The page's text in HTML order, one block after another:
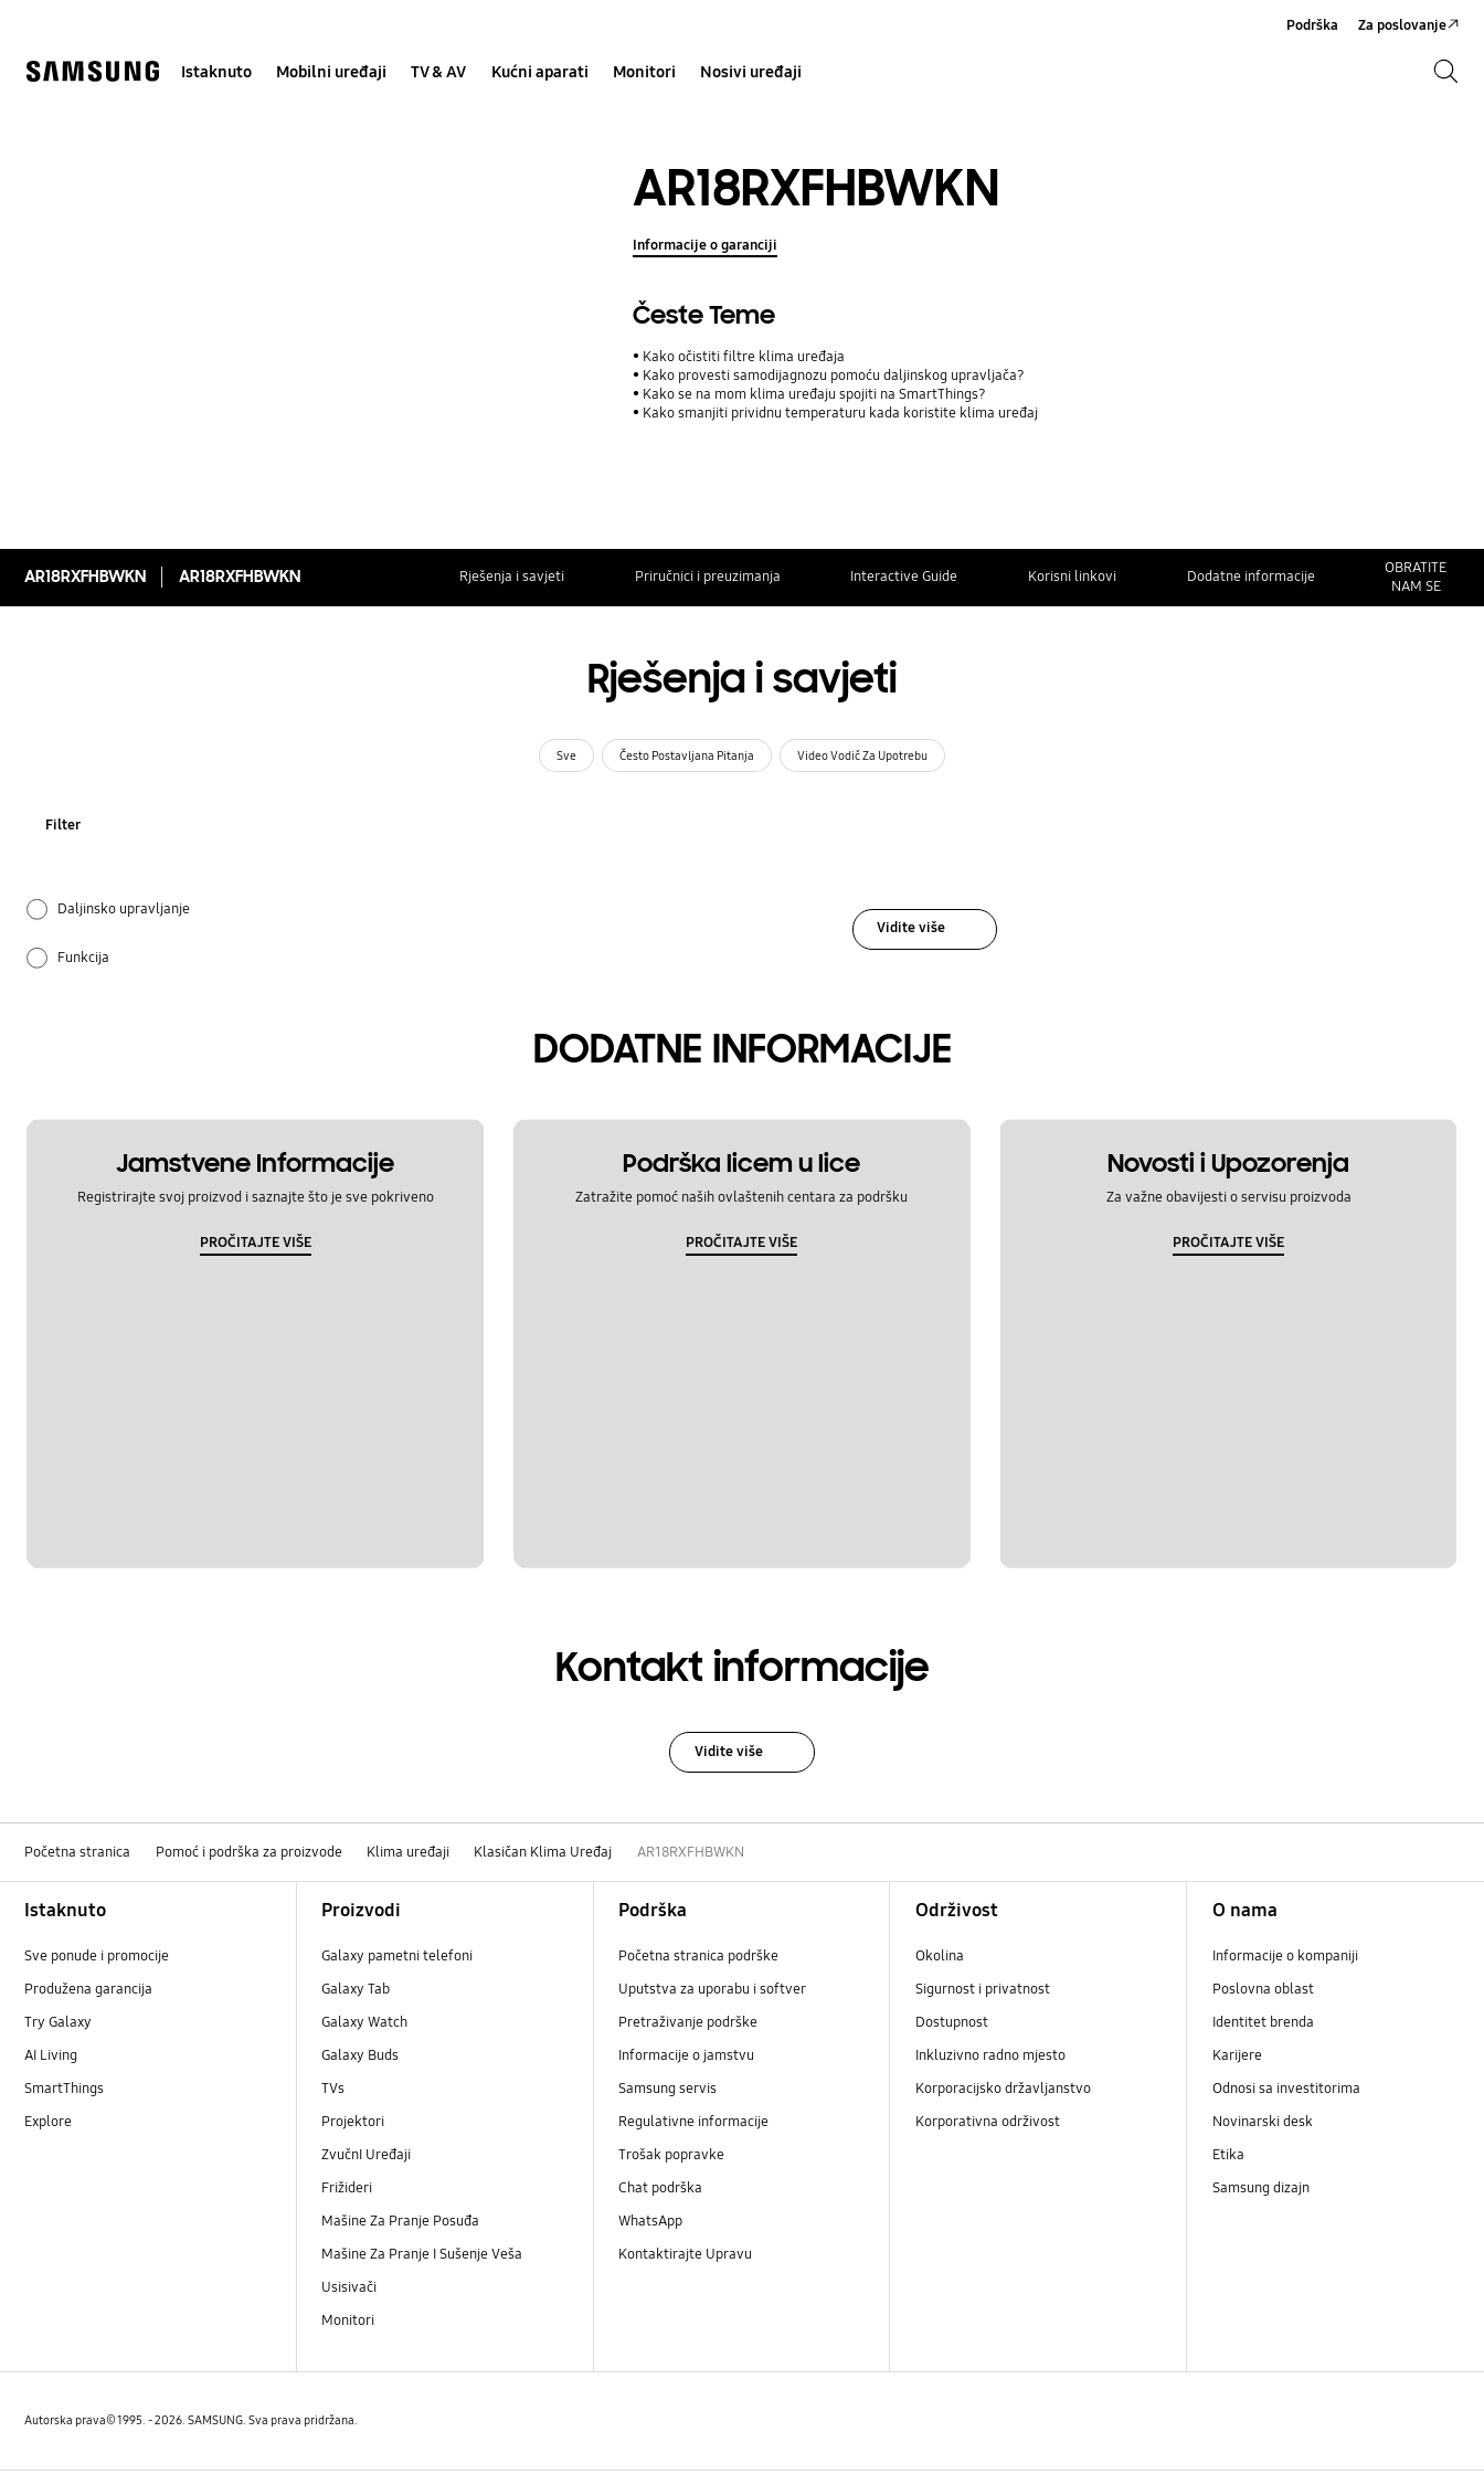
help
Istaknuto Mobilni uređaji TV & AV Kućni aparati Monitori Nosivi uređaji
Podrška Za poslovanje
AR18RXFHBWKN
Informacije o garanciji
Česte Teme
Kako očistiti filtre klima uređaja
Kako provesti samodijagnozu pomoću daljinskog upravljača?
Kako se na mom klima uređaju spojiti na SmartThings?
Kako smanjiti prividnu temperaturu kada koristite klima uređaj
AR18RXFHBWKN AR18RXFHBWKN Rješenja i savjeti Priručnici i preuzimanja Interactive Guide Korisni linkovi Dodatne informacije
OBRATITE
NAM SE
Rješenja i savjeti
Sve Često Postavljana Pitanja Video Vodič Za Upotrebu
Filter
Daljinsko upravljanje
Funkcija
Temperatura
Vidite više
DODATNE INFORMACIJE
Jamstvene Informacije
Registrirajte svoj proizvod i saznajte što je sve pokriveno
PROČITAJTE VIŠE
Podrška licem u lice
Zatražite pomoć naših ovlaštenih centara za podršku
PROČITAJTE VIŠE
Novosti i Upozorenja
Za važne obavijesti o servisu proizvoda
PROČITAJTE VIŠE
Kontakt informacije
Vidite više
Početna stranica Pomoć i podrška za proizvode Klima uređaji Klasičan Klima Uređaj AR18RXFHBWKN
Istaknuto
Sve ponude i promocije
Produžena garancija
Try Galaxy
AI Living
SmartThings
Explore
Proizvodi
Galaxy pametni telefoni
Galaxy Tab
Galaxy Watch
Galaxy Buds
TVs
Projektori
ZvučnI Uređaji
Frižideri
Mašine Za Pranje Posuđa
Mašine Za Pranje I Sušenje Veša
Usisivači
Monitori
Podrška
Početna stranica podrške
Uputstva za uporabu i softver
Pretraživanje podrške
Informacije o jamstvu
Samsung servis
Regulativne informacije
Trošak popravke
Chat podrška
WhatsApp
Kontaktirajte Upravu
Održivost
Okolina
Sigurnost i privatnost
Dostupnost
Inkluzivno radno mjesto
Korporacijsko državljanstvo
Korporativna održivost
O nama
Informacije o kompaniji
Poslovna oblast
Identitet brenda
Karijere
Odnosi sa investitorima
Novinarski desk
Etika
Samsung dizajn
Autorska prava© 1995. - 2026. SAMSUNG. Sva prava pridržana.